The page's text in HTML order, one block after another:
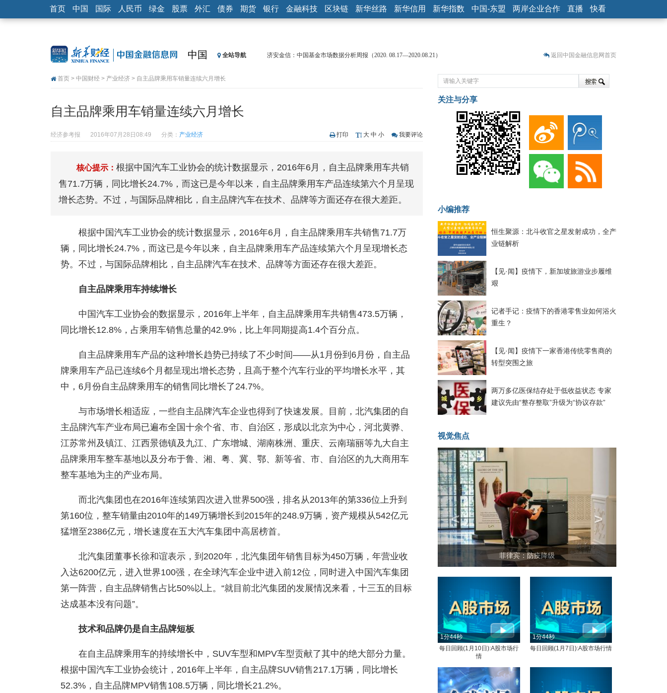
首页 中国 国际 人民币 绿金 股票 外汇 债券 期货 银行 金融科技 区块链 新华丝路 新华信用 新华指数 中国-东盟 两岸企业合作 直播 快看
中国 全站导航
济安金信：中国基金市场数据分析周报（2020. 08.17—2020.08.21）
央行公开市场净投放300亿元 短端资金利率明显下行
恒生聚源：北斗收官之星发射成功，全产业链解析
返回中国金融信息网首页
首页 > 中国财经 > 产业经济 > 自主品牌乘用车销量连续六月增长
自主品牌乘用车销量连续六月增长
经济参考报 2016年07月28日08:49 分类： 产业经济 打印 大 中 小 我要评论
核心提示： 根据中国汽车工业协会的统计数据显示，2016年6月，自主品牌乘用车共销
售71.7万辆，同比增长24.7%，而这已是今年以来，自主品牌乘用车产品连续第六个月呈现
增长态势。不过，与国际品牌相比，自主品牌汽车在技术、品牌等方面还存在很大差距。
根据中国汽车工业协会的统计数据显示，2016年6月，自主品牌乘用车共销售71.7万
辆，同比增长24.7%，而这已是今年以来，自主品牌乘用车产品连续第六个月呈现增长态
势。不过，与国际品牌相比，自主品牌汽车在技术、品牌等方面还存在很大差距。
自主品牌乘用车持续增长
中国汽车工业协会的数据显示，2016年上半年，自主品牌乘用车共销售473.5万辆，
同比增长12.8%，占乘用车销售总量的42.9%，比上年同期提高1.4个百分点。
自主品牌乘用车产品的这种增长趋势已持续了不少时间——从1月份到6月份，自主品
牌乘用车产品已连续6个月都呈现出增长态势，且高于整个汽车行业的平均增长水平，其
中，6月份自主品牌乘用车的销售同比增长了24.7%。
与市场增长相适应，一些自主品牌汽车企业也得到了快速发展。目前，北汽集团的自
主品牌汽车产业布局已遍布全国十余个省、市、自治区，形成以北京为中心，河北黄骅、
江苏常州及镇江、江西景德镇及九江、广东增城、湖南株洲、重庆、云南瑞丽等九大自主
品牌乘用车整车基地以及分布于鲁、湘、粤、冀、鄂、新等省、市、自治区的九大商用车
整车基地为主的产业布局。
而北汽集团也在2016年连续第四次进入世界500强，排名从2013年的第336位上升到
第160位，整车销量由2010年的149万辆增长到2015年的248.9万辆，资产规模从542亿元
猛增至2386亿元，增长速度在五大汽车集团中高居榜首。
北汽集团董事长徐和谊表示，到2020年，北汽集团年销售目标为450万辆，年营业收
入达6200亿元，进入世界100强，在全球汽车企业中进入前12位，同时进入中国汽车集团
第一阵营，自主品牌销售占比50%以上。“就目前北汽集团的发展情况来看，十三五的目标
达成基本没有问题”。
技术和品牌仍是自主品牌短板
在自主品牌乘用车的持续增长中，SUV车型和MPV车型贡献了其中的绝大部分力量。
根据中国汽车工业协会统计，2016年上半年，自主品牌SUV销售217.1万辆，同比增长
52.3%，自主品牌MPV销售108.5万辆，同比增长21.2%。
关注与分享
小编推荐
恒生聚源：北斗收官之星发射成功，全产
业链解析
【见·闻】疫情下，新加坡旅游业步履维
艰
记者手记：疫情下的香港零售业如何浴火
重生？
【见·闻】疫情下一家香港传统零售商的
转型突围之旅
两万多亿医保结存处于低收益状态 专家
建议先由“整存整取”升级为“协议存款”
视觉焦点
菲律宾：防疫降级
< >
1分44秒
每日回顾(1月10日):A股市场行
情
1分44秒
每日回顾(1月7日):A股市场行情